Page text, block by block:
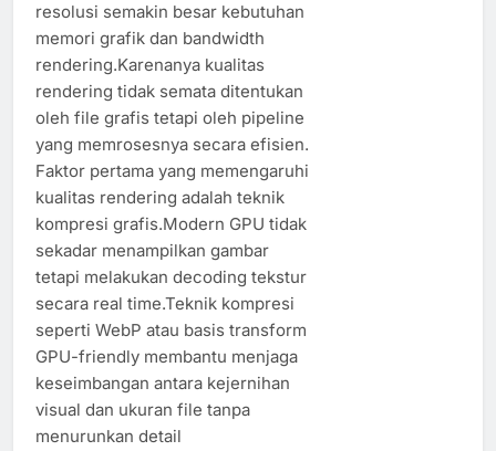
resolusi semakin besar kebutuhan
memori grafik dan bandwidth
rendering.Karenanya kualitas
rendering tidak semata ditentukan
oleh file grafis tetapi oleh pipeline
yang memrosesnya secara efisien.
Faktor pertama yang memengaruhi
kualitas rendering adalah teknik
kompresi grafis.Modern GPU tidak
sekadar menampilkan gambar
tetapi melakukan decoding tekstur
secara real time.Teknik kompresi
seperti WebP atau basis transform
GPU-friendly membantu menjaga
keseimbangan antara kejernihan
visual dan ukuran file tanpa
menurunkan detail